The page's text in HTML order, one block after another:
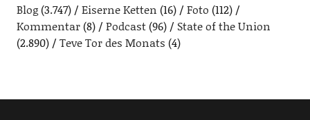
Blog(3.747) Eiserne Ketten (16) Foto (112)
Kommentar(8) Podcast(96)
State of the Union
(2.890)
Teve Tor des Monats (4)